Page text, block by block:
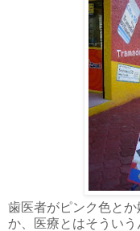
歯医者がピンク色と
か、医療とはそういう